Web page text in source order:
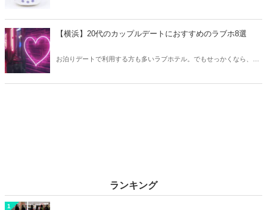
クしてみましょう。
【横浜】20代のカップルデートにおすすめのラブホ8選
お泊りデートで利用する方も多いラブホテル。でもせっかくなら、キ
ランキング
1